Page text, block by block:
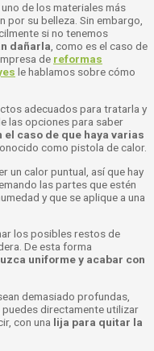
de los materiales más
por su belleza. Sin embargo,
si no tenemos
dañarla, como es el caso de
de reformas
le hablamos sobre cómo
adecuados para tratarla y
las opciones para saber
caso de que haya varias
como pistola de calor.
un calor puntual, así que hay
las partes que estén
y que se aplique a una
los posibles restos de
De esta forma
uniforme y acabar con
demasiado profundas,
puedes directamente utilizar
con una lija para quitar la